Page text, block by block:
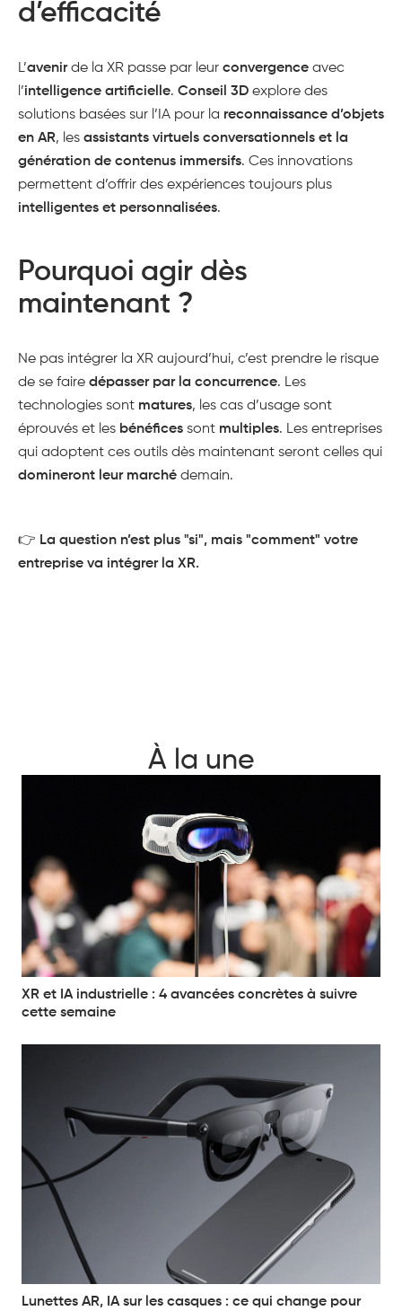
d’efficacité
L’avenirde la XR passe par leur convergence avec
l’intelligence artificielle. Conseil 3D explore des
solutions basées sur l’IA pour la reconnaissance d’objets
en AR, les assistants virtuels conversationnels et la
génération de contenus immersifs​. Ces innovations
permettent d’offrir des expériences toujours plus
intelligentes et personnalisées.
Pourquoi agir dès
maintenant ?
Ne pas intégrer la XR aujourd’hui, c’est prendre le risque
de se faire dépasser par la concurrence. Les
technologies sont matures, les cas d’usage sont
éprouvés et les bénéfices sont multiples. Les entreprises
qui adoptent ces outils dès maintenant seront celles qui
domineront leur marché demain.
👉 La question n’est plus "si", mais "comment" votre
entreprise va intégrer la XR.
À la une
XR et IA industrielle : 4 avancées concrètes à suivre
cette semaine
Lunettes AR, IA sur les casques : ce qui change pour